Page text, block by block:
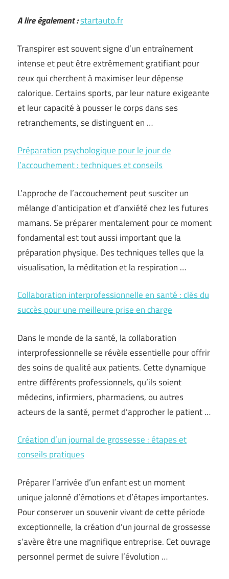
A lire également :startauto.fr
Transpirer est souvent signe d’un entraînement
intense et peut être extrêmement gratifiant pour
ceux qui cherchent à maximiser leur dépense
calorique. Certains sports, par leur nature exigeante
et leur capacité à pousser le corps dans ses
retranchements, se distinguent en …
Préparation psychologique pour le jour de
l’accouchement : techniques et conseils
L’approche de l’accouchement peut susciter un
mélange d’anticipation et d’anxiété chez les futures
mamans. Se préparer mentalement pour ce moment
fondamental est tout aussi important que la
préparation physique. Des techniques telles que la
visualisation, la méditation et la respiration …
Collaboration interprofessionnelle en santé : clés du
succès pour une meilleure prise en charge
Dans le monde de la santé, la collaboration
interprofessionnelle se révèle essentielle pour offrir
des soins de qualité aux patients. Cette dynamique
entre différents professionnels, qu’ils soient
médecins, infirmiers, pharmaciens, ou autres
acteurs de la santé, permet d’approcher le patient …
Création d’un journal de grossesse : étapes et
conseils pratiques
Préparer l’arrivée d’un enfant est un moment
unique jalonné d’émotions et d’étapes importantes.
Pour conserver un souvenir vivant de cette période
exceptionnelle, la création d’un journal de grossesse
s’avère être une magnifique entreprise. Cet ouvrage
personnel permet de suivre l’évolution …